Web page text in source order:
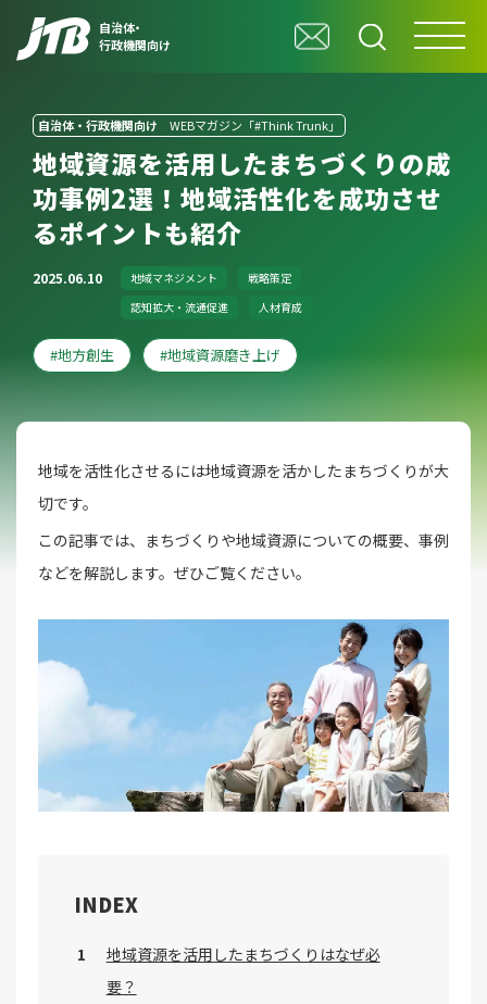
自治体・
行政機関向け
自治体・行政機関向け WEBマガジン「#Think Trunk」
地域資源を活用したまちづくりの成
功事例2選！地域活性化を成功させ
るポイントも紹介
2025.06.10 地域マネジメント
戦略策定
認知拡大・流通促進
人材育成
地方創生 地域資源磨き上げ
地域を活性化させるには地域資源を活かしたまちづくりが大
切です。
この記事では、まちづくりや地域資源についての概要、事例
などを解説します。ぜひご覧ください。
INDEX
地域資源を活用したまちづくりはなぜ必
要？